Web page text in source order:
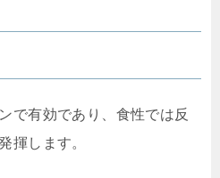
で有効であり、食性では反
揮します。